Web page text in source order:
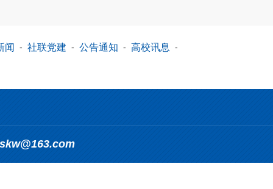
闻 - 社联党建 - 公告通知 - 高校讯息 -